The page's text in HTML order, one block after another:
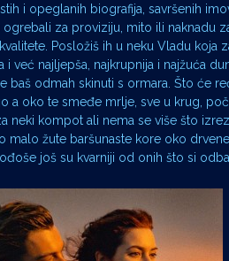
i opeglanih biografija, savršenih
za proviziju, mito ili naknadu
Posložiš ih u neku Vladu koja
i već najljepša, najkrupnija i najžuća
baš odmah skinuti s ormara. Što će
a oko te smeđe mrlje, sve u krug,
neki kompot ali nema se više što
malo žute baršunaste kore oko
još su kvarniji od onih što si